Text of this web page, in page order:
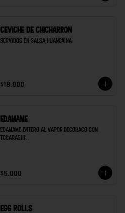
Ceviche de Chicharron
Servidos en salsa Huancaina
$18.000
Edamame
Edamame entero al vapor decoraco con
togarashi.
$5.000
Egg rolls